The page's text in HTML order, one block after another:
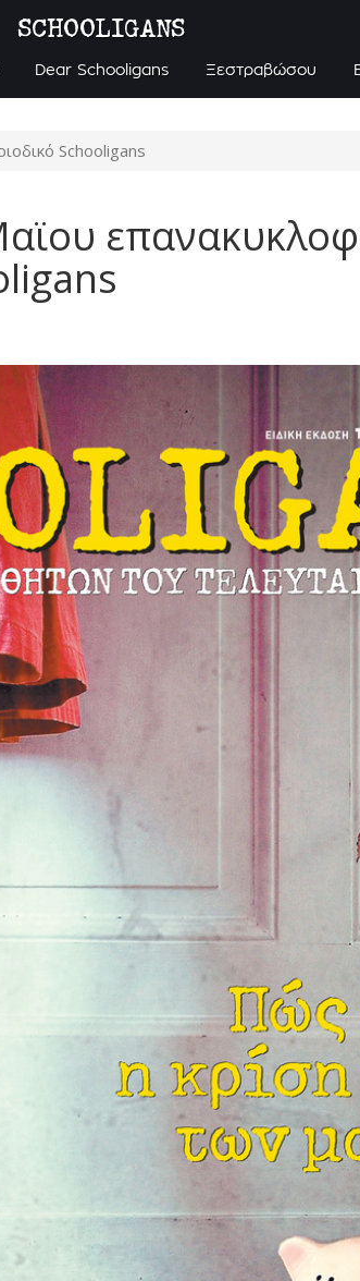
SCHOOLIGANS
Dear Schooligans Ξεστραβώσου
Schooligans